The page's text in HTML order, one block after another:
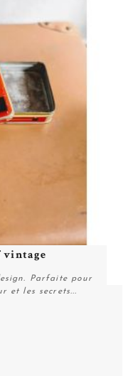
Parfaite pour
et les secrets...